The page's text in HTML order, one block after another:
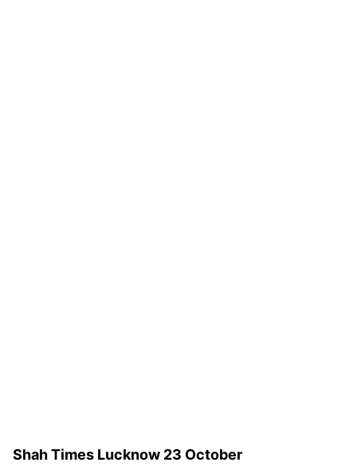
Shah Times Lucknow 23 October